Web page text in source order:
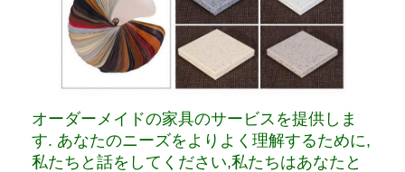
オーダーメイドの家具のサービスを提供しま
す. あなたのニーズをよりよく理解するために,
私たちと話をしてください,私たちはあなたと